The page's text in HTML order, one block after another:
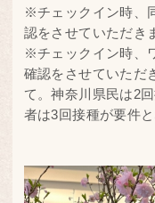
※チェックイン時、
認をさせていただき
※チェックイン時、
確認をさせていただ
て。神奈川県民は2
者は3回接種が要件と